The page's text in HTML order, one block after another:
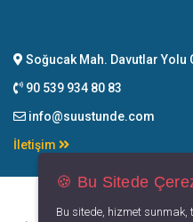
Soğucak Mah. Davutlar Yolu
90 539 934 80 83
info@suustunde.com
İletişim
🍪 Bu Sitede
Bu sitede, hizmet sunmak,